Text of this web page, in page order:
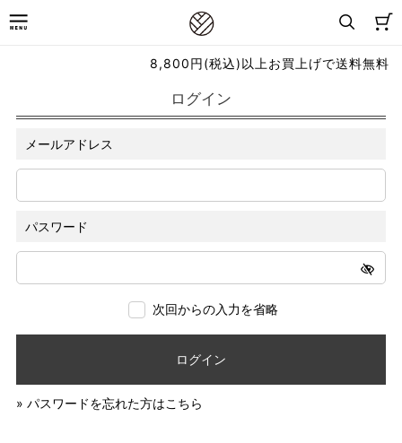
8,800円(税込)以上お買上げで送料無料
ログイン
メールアドレス
パスワード
次回からの入力を省略
ログイン
» パスワードを忘れた方はこちら